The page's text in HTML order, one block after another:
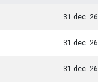
31 dec. 26
31 dec. 26
31 dec. 26